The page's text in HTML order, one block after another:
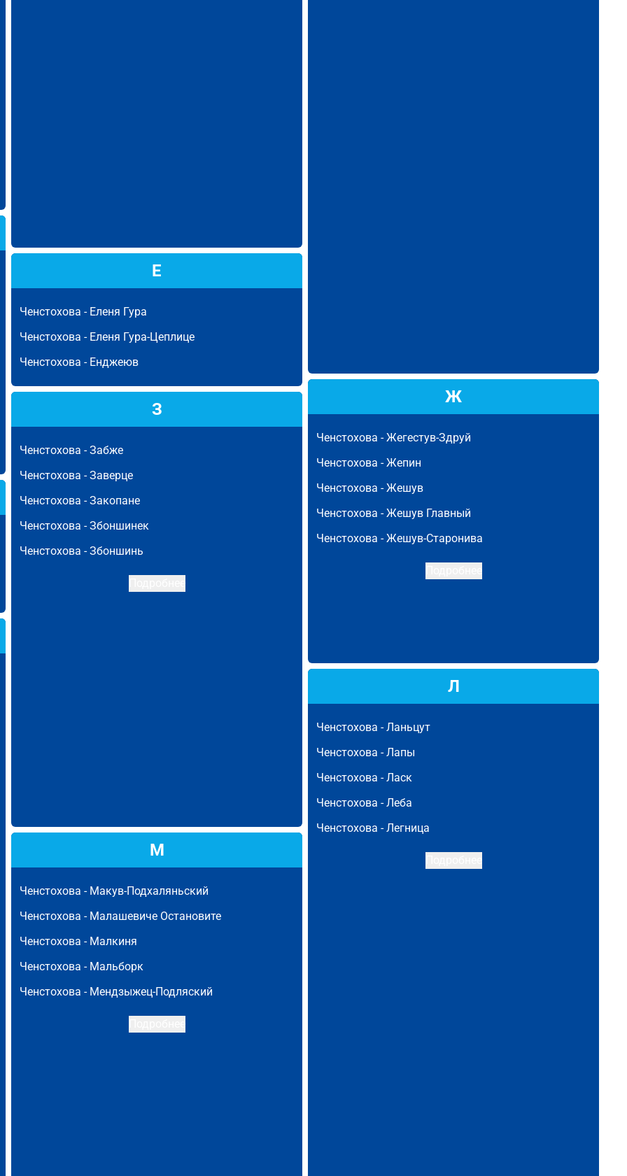
Е
Ченстохова - Еленя Гура
Ченстохова - Еленя Гура-Цеплице
Ченстохова - Енджеюв
Ж
Ченстохова -Жегестув-Здруй
Ченстохова -Жепин
Ченстохова -Жешув
Ченстохова -Жешув Главный
Ченстохова -Жешув-Старонива
З
Ченстохова -Забже
Ченстохова -Заверце
Ченстохова -Закопане
Ченстохова -Збоншинек
Ченстохова -Збоншинь
Л
Ченстохова -Ланьцут
Ченстохова -Лапы
Ченстохова -Ласк
Ченстохова -Леба
Ченстохова -Легница
М
Ченстохова - Макув-Подхаляньский
Ченстохова - Малашевиче Остановите
Ченстохова - Малкиня
Ченстохова - Мальборк
Ченстохова - Мендзыжец-Подляский